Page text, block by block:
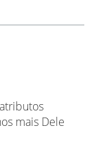
mais Dele